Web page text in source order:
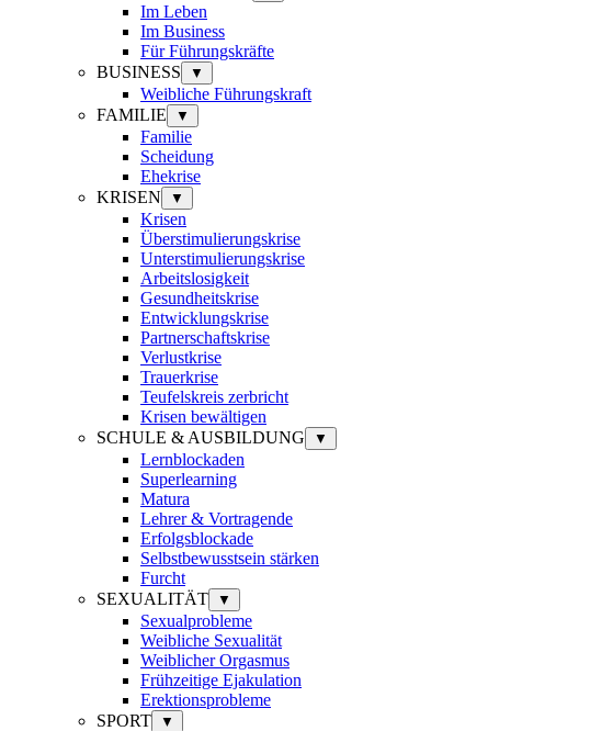
Im Leben
Im Business
Für Führungskräfte
BUSINESS
▼
Weibliche Führungskraft
FAMILIE
▼
Familie
Scheidung
Ehekrise
KRISEN
▼
Krisen
Überstimulierungskrise
Unterstimulierungskrise
Arbeitslosigkeit
Gesundheitskrise
Entwicklungskrise
Partnerschaftskrise
Verlustkrise
Trauerkrise
Teufelskreis zerbricht
Krisen bewältigen
SCHULE & AUSBILDUNG
▼
Lernblockaden
Superlearning
Matura
Lehrer & Vortragende
Erfolgsblockade
Selbstbewusstsein stärken
Furcht
SEXUALITÄT
▼
Sexualprobleme
Weibliche Sexualität
Weiblicher Orgasmus
Frühzeitige Ejakulation
Erektionsprobleme
SPORT
▼